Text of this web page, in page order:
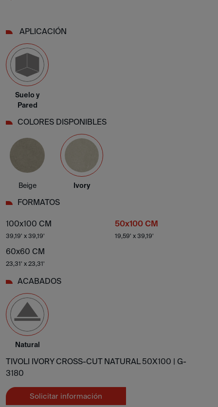
APLICACIÓN
Suelo y
Pared
COLORES DISPONIBLES
Beige Ivory
FORMATOS
100x100 CM
39,19' x 39,19'
50x100 CM
19,59' x 39,19'
60x60 CM
23,31' x 23,31'
ACABADOS
Natural
TIVOLI IVORY CROSS-CUT NATURAL 50X100 | G-
3180
Solicitar información